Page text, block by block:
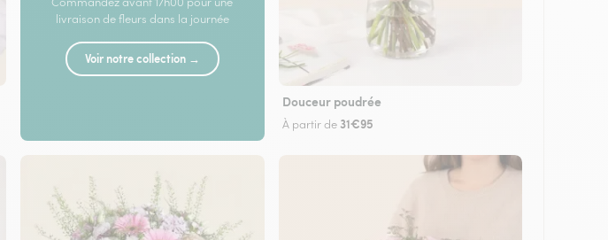
livraison de fleurs dans la journée
Voir notre collection →
Douceur poudrée
À partir de 31€95